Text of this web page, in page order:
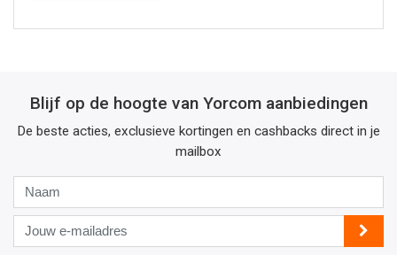
Blijf op de hoogte van Yorcom aanbiedingen
De beste acties, exclusieve kortingen en cashbacks direct in je
mailbox
Jouw
e-